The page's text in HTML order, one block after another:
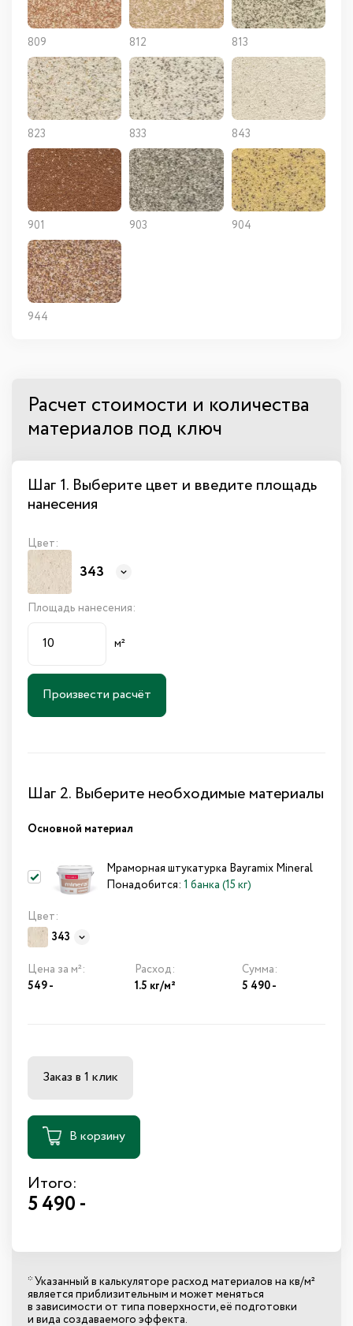
809 812 813
823 833 843
901 903 904
944
Расчет стоимости и количества
материалов под ключ
Шаг 1. Выберите цвет и введите площадь
нанесения
Цвет:
343
Площадь нанесения:
м²
Произвести расчёт
Шаг 2. Выберите необходимые материалы
Основной материал
Мраморная штукатурка Bayramix Mineral
Понадобится: 1 банка (15 кг)
Цвет:
343
Цена за м²:
549 -
Расход:
1.5 кг/м²
Сумма:
5 490-
Заказ в 1 клик
В корзину
Итого:
5 490 -
* Указанный в калькуляторе расход материалов на кв/м²
является приблизительным и может меняться
в зависимости от типа поверхности, её подготовки
и вида создаваемого эффекта.